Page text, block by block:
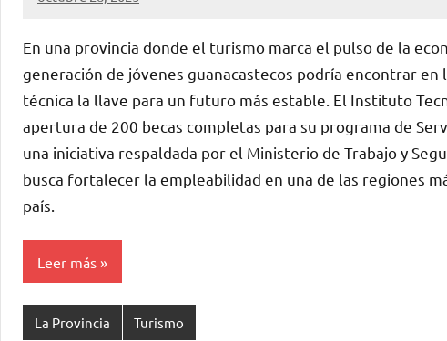
La
de
La
Pampa
En una provincia donde el turismo marca el pulso de la
generación de jóvenes guanacastecos podría encontrar en
técnica la llave para un futuro más estable. El Instituto
apertura de 200 becas completas para su programa de
una iniciativa respaldada por el Ministerio de Trabajo y
busca fortalecer la empleabilidad en una de las regiones
país.
Leer más
La Provincia Turismo